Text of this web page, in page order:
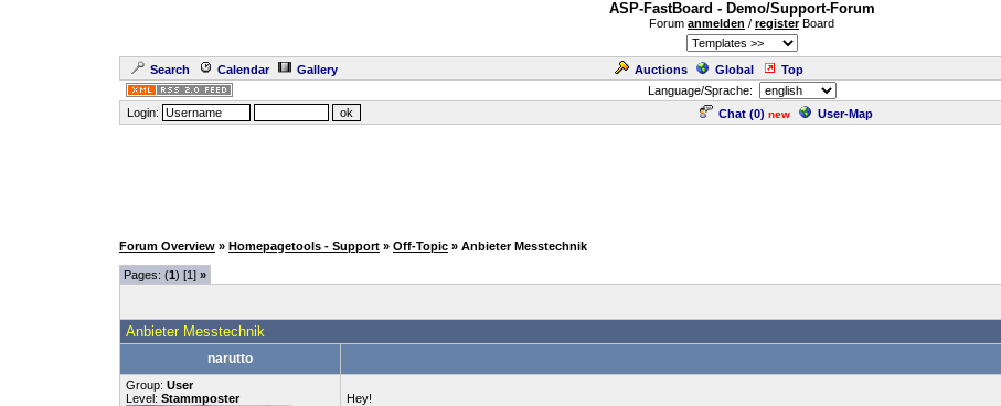
ASP-FastBoard - Demo/Support-Forum
Forum anmelden / registerBoard
Search Calendar Gallery Auctions Global Top
Language/Sprache:
Login:
Chat (0) new User-Map
Forum Overview » Homepagetools - Support » Off-Topic » Anbieter Messtechnik
Pages: (1) [1] »
Anbieter Messtechnik
narutto
Group: User
Level: Stammposter
Hey!